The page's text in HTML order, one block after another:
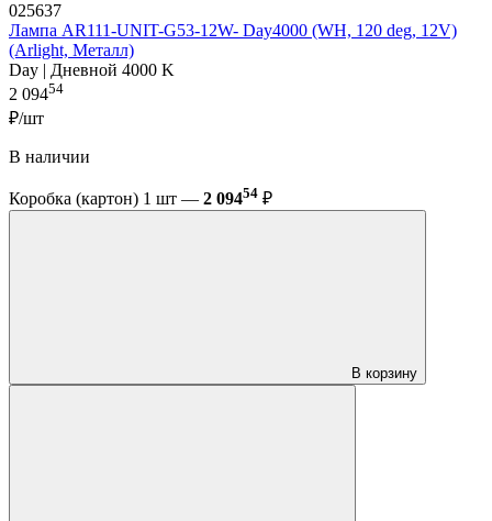
025637
Лампа AR111-UNIT-G53-12W- Day4000 (WH, 120 deg, 12V)
(Arlight, Металл)
Day | Дневной 4000 K
2 09454
₽/шт
В наличии
Коробка (картон) 1 шт — 2 09454 ₽
В корзину